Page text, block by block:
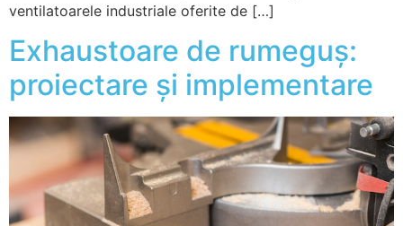
ventilatoarele industriale oferite de […]
Exhaustoare de rumeguș:
proiectare și implementare